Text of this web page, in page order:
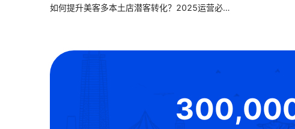
如何提升美客多本土店潜客转化？2025运营必读指南